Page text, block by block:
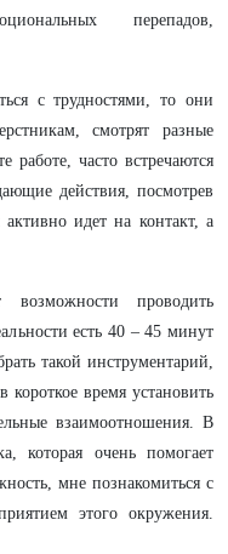
перепадов,
с трудностями, то они
смотрят разные
часто встречаются
действия, посмотрев
идет на контакт, а
проводить
есть 40 – 45 минут
такой инструментарий,
время установить
взаимоотношения. В
которая очень помогает
мне познакомиться с
этого окружения.